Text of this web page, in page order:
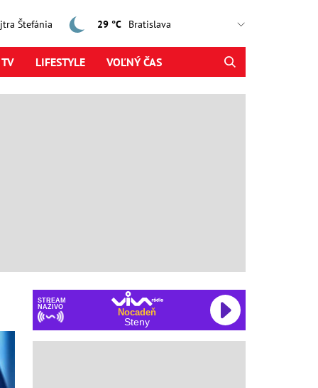
Štefánia 29 °C
LIFESTYLE VOĽNÝ ČAS
STREAM
NAŽIVO
Nocadeň
Steny